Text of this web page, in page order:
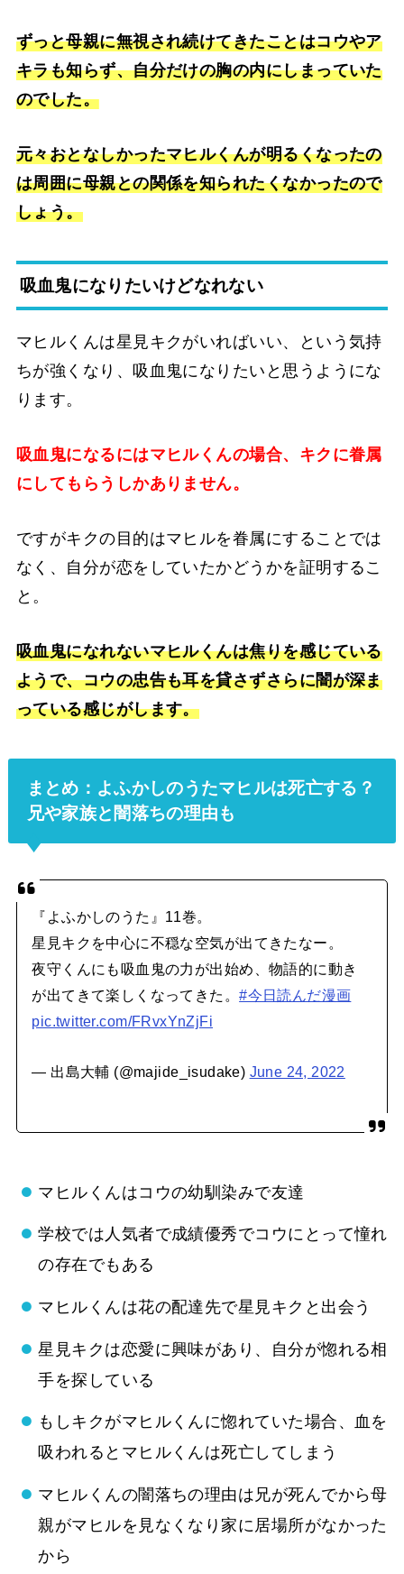
ずっと母親に無視され続けてきたことはコウやア
キラも知らず、自分だけの胸の内にしまっていた
のでした。
元々おとなしかったマヒルくんが明るくなったの
は周囲に母親との関係を知られたくなかったので
しょう。
吸血鬼になりたいけどなれない
マヒルくんは星見キクがいればいい、という気持
ちが強くなり、吸血鬼になりたいと思うようにな
ります。
吸血鬼になるにはマヒルくんの場合、キクに眷属
にしてもらうしかありません。
ですがキクの目的はマヒルを眷属にすることでは
なく、自分が恋をしていたかどうかを証明するこ
と。
吸血鬼になれないマヒルくんは焦りを感じている
ようで、コウの忠告も耳を貸さずさらに闇が深ま
っている感じがします。
まとめ：よふかしのうたマヒルは死亡する？
兄や家族と闇落ちの理由も
『よふかしのうた』11巻。
星見キクを中心に不穏な空気が出てきたなー。
夜守くんにも吸血鬼の力が出始め、物語的に動き
が出てきて楽しくなってきた。#今日読んだ漫画
pic.twitter.com/FRvxYnZjFi
— 出島大輔 (@majide_isudake) June 24, 2022
マヒルくんはコウの幼馴染みで友達
学校では人気者で成績優秀でコウにとって憧れ
の存在でもある
マヒルくんは花の配達先で星見キクと出会う
星見キクは恋愛に興味があり、自分が惚れる相
手を探している
もしキクがマヒルくんに惚れていた場合、血を
吸われるとマヒルくんは死亡してしまう
マヒルくんの闇落ちの理由は兄が死んでから母
親がマヒルを見なくなり家に居場所がなかった
から